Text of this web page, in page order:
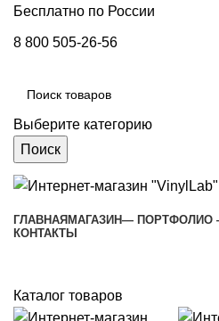
Бесплатно по России
8 800 505-26-56
Выберите категорию
Поиск
ГЛАВНАЯ МАГАЗИН— ПОРТФОЛИО
КОНТАКТЫ
Каталог товаров